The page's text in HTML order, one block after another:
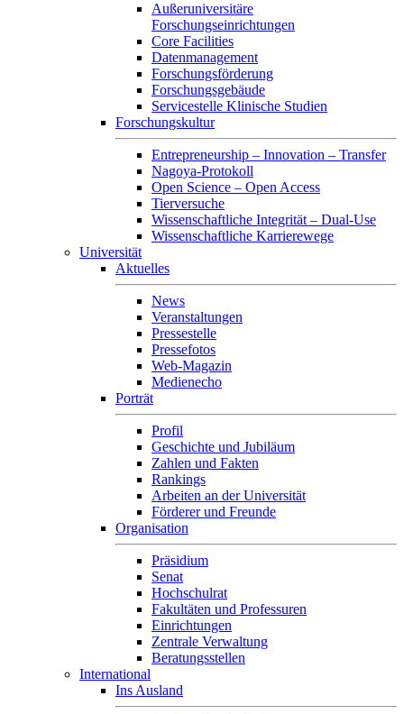
Außeruniversitäre
Forschungseinrichtungen
Core Facilities
Datenmanagement
Forschungsförderung
Forschungsgebäude
Servicestelle Klinische Studien
Forschungskultur
Entrepreneurship – Innovation – Transfer
Nagoya-Protokoll
Open Science – Open Access
Tierversuche
Wissenschaftliche Integrität – Dual-Use
Wissenschaftliche Karrierewege
Universität
Aktuelles
News
Veranstaltungen
Pressestelle
Pressefotos
Web-Magazin
Medienecho
Porträt
Profil
Geschichte und Jubiläum
Zahlen und Fakten
Rankings
Arbeiten an der Universität
Förderer und Freunde
Organisation
Präsidium
Senat
Hochschulrat
Fakultäten und Professuren
Einrichtungen
Zentrale Verwaltung
Beratungsstellen
International
Ins Ausland